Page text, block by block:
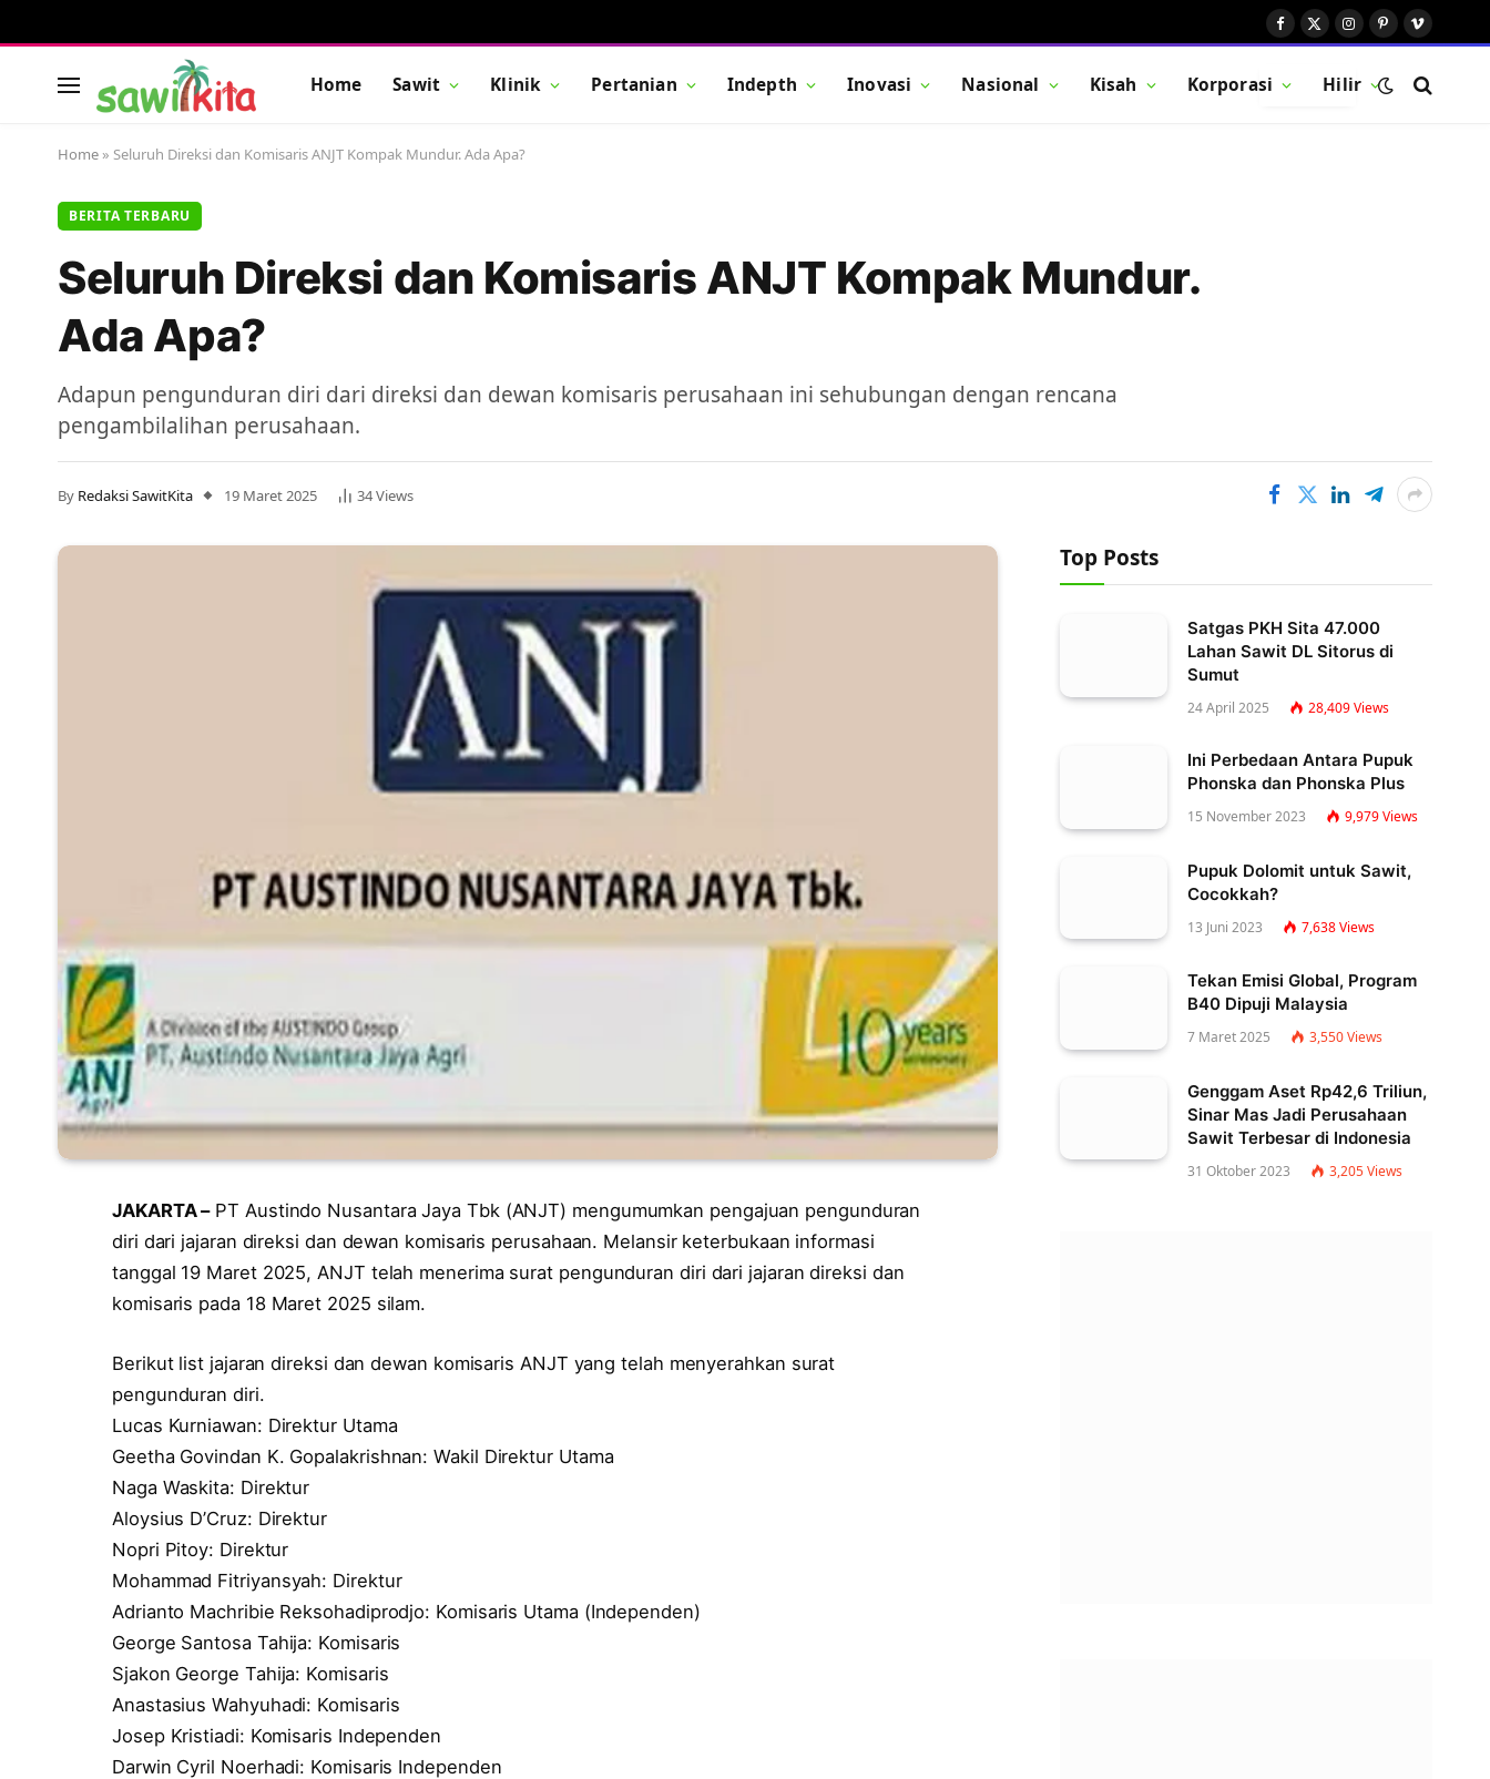
Facebook
X
Instagram
Pinterest
Vimeo
Home Sawit Klinik Pertanian Indepth Inovasi Nasional Kisah Korporasi Hilir
BUTTON
Home » Seluruh Direksi dan Komisaris ANJT Kompak Mundur. Ada Apa?
BERITA TERBARU
Seluruh Direksi dan Komisaris ANJT Kompak Mundur.
Ada Apa?
Adapun pengunduran diri dari direksi dan dewan komisaris perusahaan ini sehubungan dengan rencana
pengambilalihan perusahaan.
By Redaksi SawitKita 19 Maret 2025 34Views
JAKARTA –PT Austindo Nusantara Jaya Tbk (ANJT) mengumumkan pengajuan pengunduran
diri dari jajaran direksi dan dewan komisaris perusahaan. Melansir keterbukaan informasi
tanggal 19 Maret 2025, ANJT telah menerima surat pengunduran diri dari jajaran direksi dan
komisaris pada 18 Maret 2025 silam.
Berikut list jajaran direksi dan dewan komisaris ANJT yang telah menyerahkan surat
pengunduran diri.
Lucas Kurniawan: Direktur Utama
Geetha Govindan K. Gopalakrishnan: Wakil Direktur Utama
Naga Waskita: Direktur
Aloysius D’Cruz: Direktur
Nopri Pitoy: Direktur
Mohammad Fitriyansyah: Direktur
Adrianto Machribie Reksohadiprodjo: Komisaris Utama (Independen)
George Santosa Tahija: Komisaris
Sjakon George Tahija: Komisaris
Anastasius Wahyuhadi: Komisaris
Josep Kristiadi: Komisaris Independen
Darwin Cyril Noerhadi: Komisaris Independen
Top Posts
Satgas PKH Sita 47.000
Lahan Sawit DL Sitorus di
Sumut
24 April 2025 28,409Views
Ini Perbedaan Antara Pupuk
Phonska dan Phonska Plus
15 November 2023 9,979Views
Pupuk Dolomit untuk Sawit,
Cocokkah?
13 Juni 2023 7,638Views
Tekan Emisi Global, Program
B40 Dipuji Malaysia
7 Maret 2025 3,550Views
Genggam Aset Rp42,6 Triliun,
Sinar Mas Jadi Perusahaan
Sawit Terbesar di Indonesia
31 Oktober 2023 3,205Views